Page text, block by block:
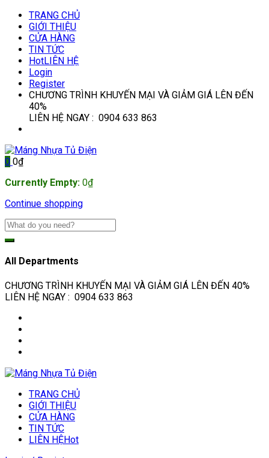
TRANG CHỦ
GIỚI THIỆU
CỬA HÀNG
TIN TỨC
HotLIÊN HỆ
Login
Register
CHƯƠNG TRÌNH KHUYẾN MẠI VÀ GIẢM GIÁ LÊN ĐẾN
40%
LIÊN HỆ NGAY : 0904 633 863
0 0₫
Currently Empty: 0₫
Continue shopping
All Departments
CHƯƠNG TRÌNH KHUYẾN MẠI VÀ GIẢM GIÁ LÊN ĐẾN 40%
LIÊN HỆ NGAY : 0904 633 863
TRANG CHỦ
GIỚI THIỆU
CỬA HÀNG
TIN TỨC
LIÊN HỆHot